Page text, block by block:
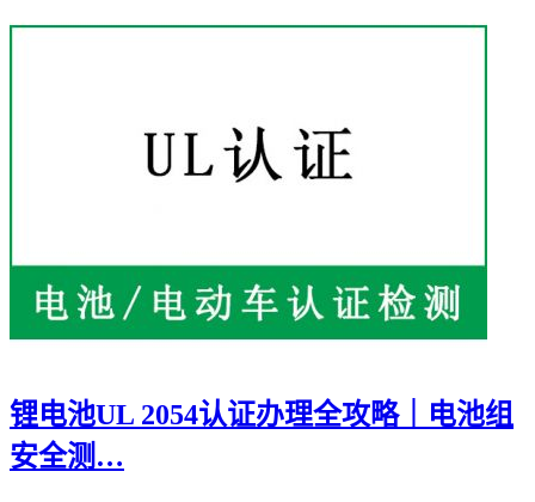
锂电池UL 2054认证办理全攻略｜电池组
安全测…